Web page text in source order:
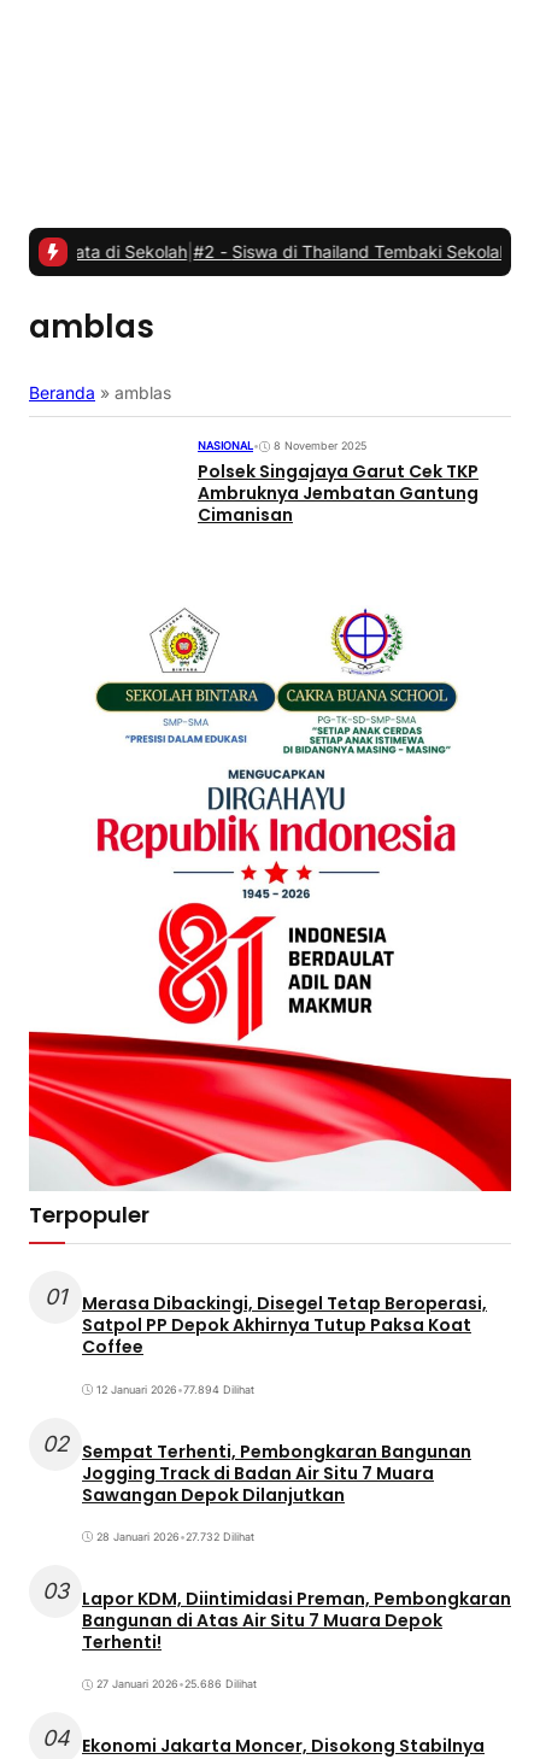
di Sekolah|#2 -Siswa di Thailand Tembaki Sekolahnya, Tujuh
amblas
Beranda » amblas
NASIONAL• 8 November 2025
Polsek Singajaya Garut Cek TKP
Ambruknya Jembatan Gantung
Cimanisan
Terpopuler
01
Merasa Dibackingi, Disegel Tetap Beroperasi,
Satpol PP Depok Akhirnya Tutup Paksa Koat
Coffee
12 Januari 2026•77.894 Dilihat
02 Sempat Terhenti, Pembongkaran Bangunan
Jogging Track di Badan Air Situ 7 Muara
Sawangan Depok Dilanjutkan
28 Januari 2026•27.732 Dilihat
03 Lapor KDM, Diintimidasi Preman, Pembongkaran
Bangunan di Atas Air Situ 7 Muara Depok
Terhenti!
27 Januari 2026•25.686 Dilihat
04 Ekonomi Jakarta Moncer, Disokong Stabilnya